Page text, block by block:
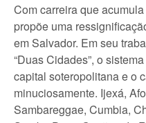
Com carreira que
propõe uma
em Salvador. Em seu
“Duas Cidades”, o
capital soteropolitana e o
minuciosamente. Ijexá,
Sambareggae, Cumbia,